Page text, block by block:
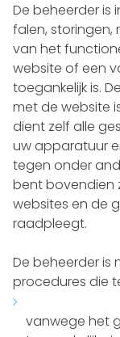
De beheerder is
falen, storingen,
van het
website of een
toegankelijk is.
met de website
dient zelf alle
uw apparatuur
tegen onder
bent bovendien
websites en de
raadpleegt.
De beheerder is
procedures die
vanwege het